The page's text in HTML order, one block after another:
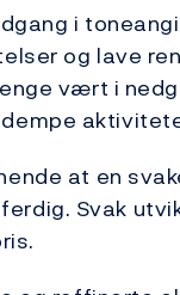
i
og lave
vært i
at en
Svak